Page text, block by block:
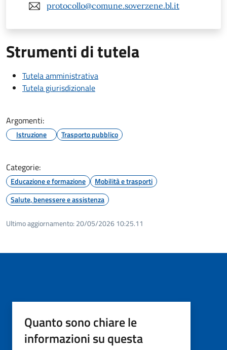
protocollo@comune.soverzene.bl.it
Strumenti di tutela
Tutela amministrativa
Tutela giurisdizionale
Argomenti:
Istruzione Trasporto pubblico
Categorie:
Educazione e formazione
Mobilità e trasporti
Salute, benessere e assistenza
Ultimo aggiornamento: 20/05/2026 10:25.11
Quanto sono chiare le
informazioni su questa